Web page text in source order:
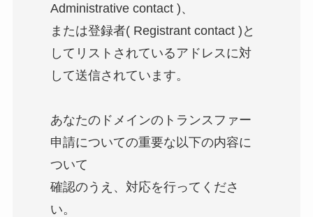
Administrative contact )、
または登録者( Registrant contact )と
してリストされているアドレスに対
して送信されています。
あなたのドメインのトランスファー
申請についての重要な以下の内容に
ついて
確認のうえ、対応を行ってくださ
い。